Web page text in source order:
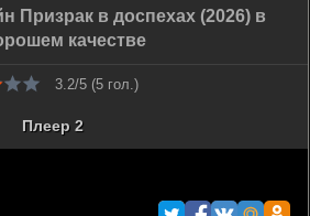
Призрак в доспехах (2026) в
качестве
3.2/5 (5гол.)
Плеер 2